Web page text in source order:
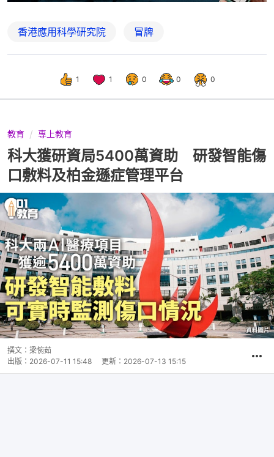
香港應用科學研究院 冒牌
1 1 0 0 0
教育 專上教育
科大獲研資局5400萬資助 研發智能傷
口敷料及柏金遜症管理平台
撰文： 梁惋茹
出版： 2026-07-11 15:48 更新： 2026-07-13 15:15